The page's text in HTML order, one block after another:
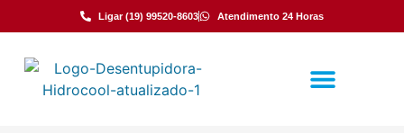
Ligar (19) 99520-8603 Atendimento 24 Horas